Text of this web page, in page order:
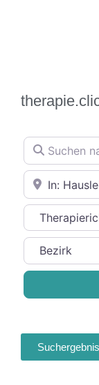
Suchen nach
In der Nähe